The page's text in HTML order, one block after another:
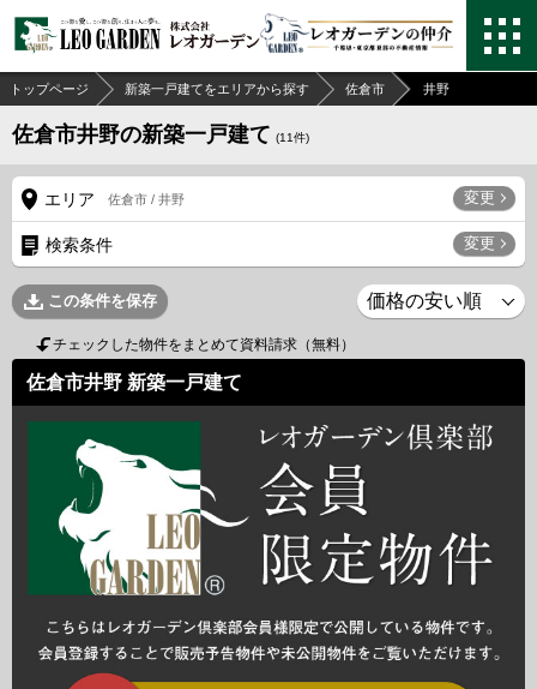
トップページ 新築一戸建てをエリアから探す 佐倉市 井野
佐倉市井野の新築一戸建て (11件)
エリア 佐倉市 / 井野 変更
検索条件 変更
この条件を保存
チェックした物件をまとめて資料請求（無料）
佐倉市井野 新築一戸建て